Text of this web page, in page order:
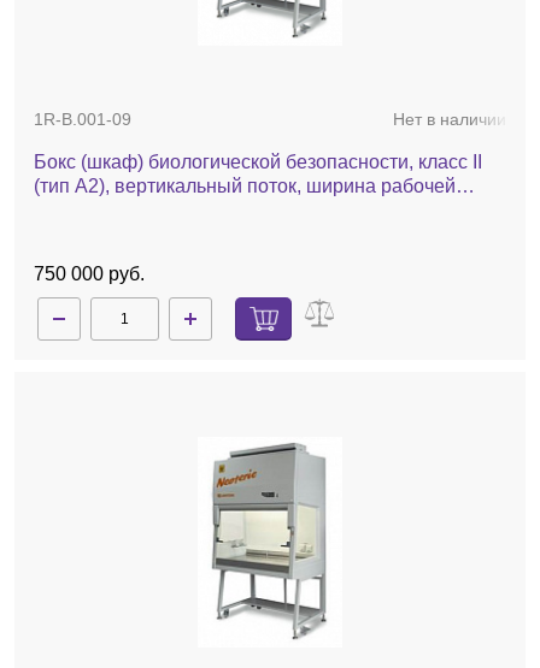
1R-B.001-09 Нет в наличии
Бокс (шкаф) биологической безопасности, класс II
(тип A2), вертикальный поток, ширина рабочей
750 000 руб.